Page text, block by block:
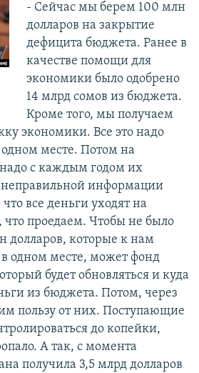
- Сейчас мы берем 100 млн
долларов на закрытие
дефицита бюджета. Ранее в
качестве помощи для
экономики было одобрено
14 млрд сомов из бюджета.
Кроме того, мы получаем
экономики. Все это надо
месте. Потом на
надо с каждым годом их
информации
все деньги уходят на
что проедаем. Чтобы не было
долларов, которые к нам
в одном месте, может фонд
будет обновляться и куда
из бюджета. Потом, через
пользу от них. Поступающие
до копейки,
А так, с момента
получила 3,5 млрд долларов